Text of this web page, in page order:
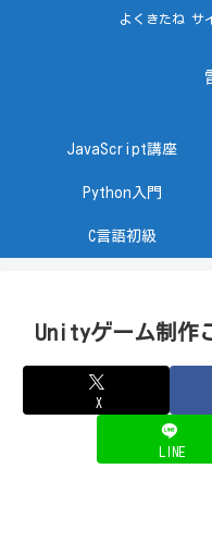
よくきたね サ
JavaScript講座
Python入門
C言語初級
Unityゲーム制作
X
LINE